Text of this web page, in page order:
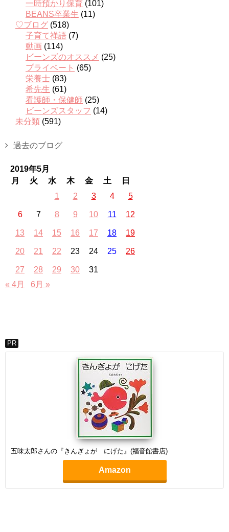
一時預かり保育 (101)
BEANS卒業生 (11)
♡ブログ (518)
子育て禅語 (7)
動画 (114)
ビーンズのオススメ (25)
プライベート (65)
栄養士 (83)
希先生 (61)
看護師・保健師 (25)
ビーンズスタッフ (14)
未分類 (591)
過去のブログ
2019年5月
月
火 水 木 金 土
日
1
2 3 4 5
6 7 8 9 10 11 12
13 14 15 16 17 18 19
20 21 22 23 24 25 26
27 28 29 30
31
« 4月
6月 »
PR
五味太郎さんの『きんぎょが にげた』(福音館書店)
Amazon